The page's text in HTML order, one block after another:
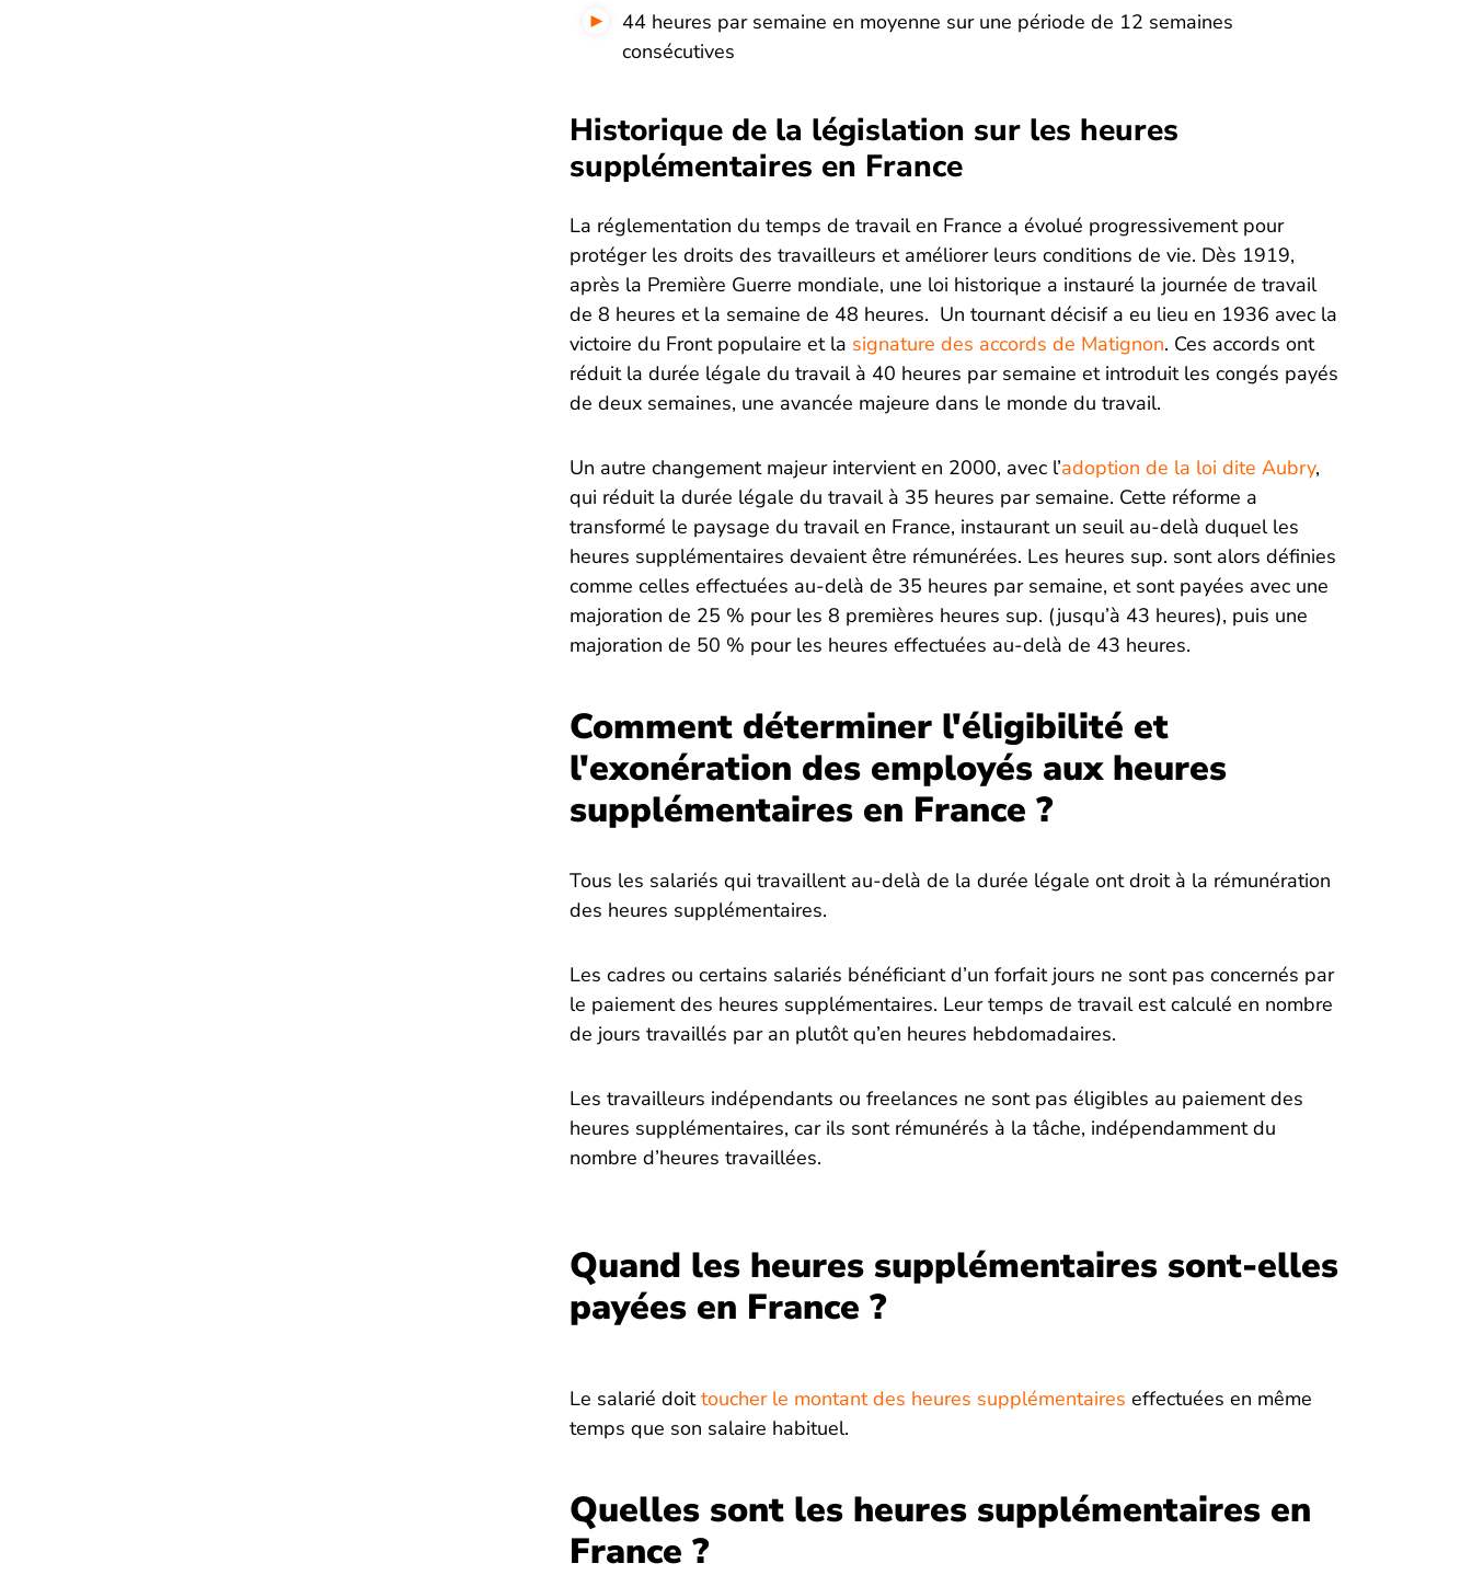
44 heures par semaine en moyenne sur une période de 12 semaines
consécutives
Historique de la législation sur les heures
supplémentaires en France
La réglementation du temps de travail en France a évolué progressivement pour
protéger les droits des travailleurs et améliorer leurs conditions de vie. Dès 1919,
après la Première Guerre mondiale, une loi historique a instauré la journée de travail
de 8 heures et la semaine de 48 heures. Un tournant décisif a eu lieu en 1936 avec la
victoire du Front populaire et la signature des accords de Matignon. Ces accords ont
réduit la durée légale du travail à 40 heures par semaine et introduit les congés payés
de deux semaines, une avancée majeure dans le monde du travail.
Un autre changement majeur intervient en 2000, avec l’adoption de la loi dite Aubry,
qui réduit la durée légale du travail à 35 heures par semaine. Cette réforme a
transformé le paysage du travail en France, instaurant un seuil au-delà duquel les
heures supplémentaires devaient être rémunérées. Les heures sup. sont alors définies
comme celles effectuées au-delà de 35 heures par semaine, et sont payées avec une
majoration de 25 % pour les 8 premières heures sup. (jusqu’à 43 heures), puis une
majoration de 50 % pour les heures effectuées au-delà de 43 heures.
Comment déterminer l'éligibilité et
l'exonération des employés aux heures
supplémentaires en France ?
Tous les salariés qui travaillent au-delà de la durée légale ont droit à la rémunération
des heures supplémentaires.
Les cadres ou certains salariés bénéficiant d’un forfait jours ne sont pas concernés par
le paiement des heures supplémentaires. Leur temps de travail est calculé en nombre
de jours travaillés par an plutôt qu’en heures hebdomadaires.
Les travailleurs indépendants ou freelances ne sont pas éligibles au paiement des
heures supplémentaires, car ils sont rémunérés à la tâche, indépendamment du
nombre d’heures travaillées.
Quand les heures supplémentaires sont-elles
payées en France ?
Le salarié doittoucher le montant des heures supplémentaires effectuées en même
temps que son salaire habituel.
Quelles sont les heures supplémentaires en
France ?